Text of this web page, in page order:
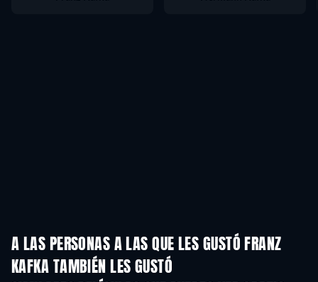
A LAS PERSONAS A LAS QUE LES GUSTÓ FRANZ
KAFKA TAMBIÉN LES GUSTÓ